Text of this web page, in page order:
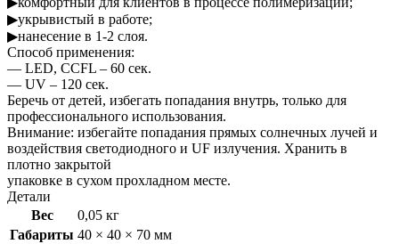
▶укрывистый в работе;
▶нанесение в 1-2 слоя.
Способ применения:
— LED, CCFL – 60 сек.
— UV – 120 сек.
Беречь от детей, избегать попадания внутрь, только для
профессионального использования.
Внимание: избегайте попадания прямых солнечных лучей и
воздействия светодиодного и UF излучения. Хранить в
плотно закрытой
упаковке в сухом прохладном месте.
Детали
Вес
0,05 кг
Габариты 40 × 40 × 70 мм